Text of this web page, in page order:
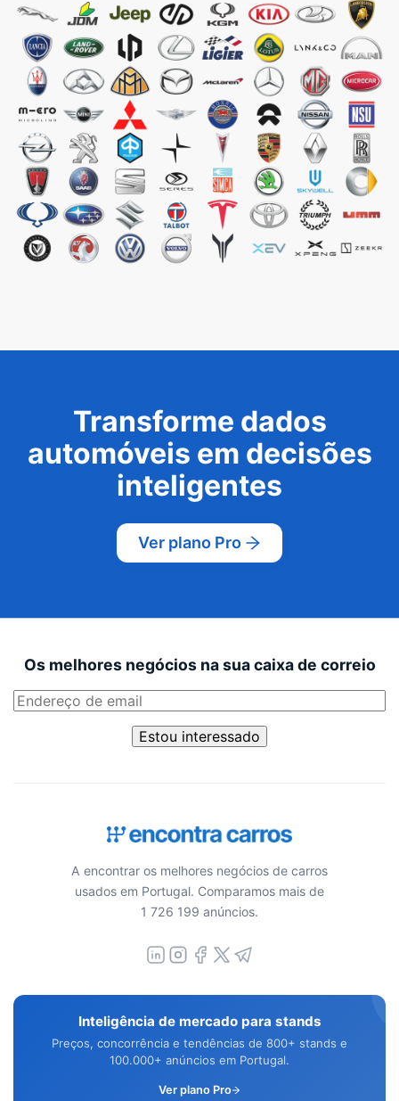
Transforme dados
automóveis em decisões
inteligentes
Ver plano Pro
Os melhores negócios na sua caixa de correio
Estou interessado
A encontrar os melhores negócios de carros
usados em Portugal. Comparamos mais de
1 726 199 anúncios.
Inteligência de mercado para stands
Preços, concorrência e tendências de 800+ stands e
100.000+ anúncios em Portugal.
Ver plano Pro